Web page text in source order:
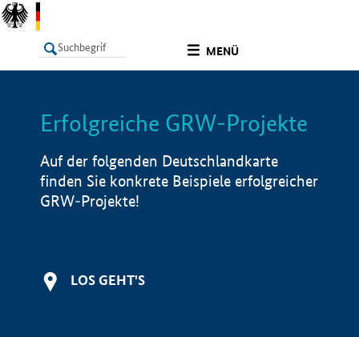
MENÜ
LISTE Info
Erfolgreiche GRW-Projekte
Auf der folgenden Deutschlandkarte
finden Sie konkrete Beispiele erfolgreicher
GRW-Projekte!
LOS GEHT'S